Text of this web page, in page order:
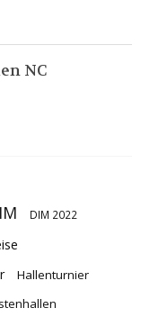
NC
DIM 2022
Hallenturnier